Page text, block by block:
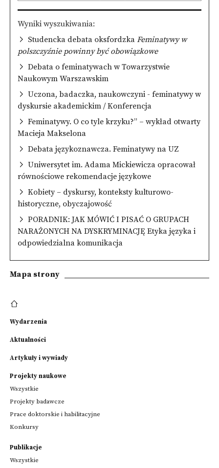
Wyniki wyszukiwania
Studencka debata oksfordzka Feminatywy w
polszczyźnie powinny być obowiązkowe
Debata o feminatywach w Towarzystwie
Naukowym Warszawskim
Uczona, badaczka, naukowczyni - feminatywy w
dyskursie akademickim / Konferencja
Feminatywy. O co tyle krzyku?” – wykład otwarty
Macieja Makselona
Debata językoznawcza. Feminatywy na UZ
Uniwersytet im. Adama Mickiewicza opracował
równościowe rekomendacje językowe
Kobiety – dyskursy, konteksty kulturowo-
historyczne, obyczajowość
PORADNIK: JAK MÓWIĆ I PISAĆ O GRUPACH
NARAŻONYCH NA DYSKRYMINACJĘ Etyka języka i
odpowiedzialna komunikacja
Mapa strony
Wydarzenia
Aktualności
Artykuły i wywiady
Projekty naukowe
Wszystkie
Projekty badawcze
Prace doktorskie i habilitacyjne
Konkursy
Publikacje
Wszystkie